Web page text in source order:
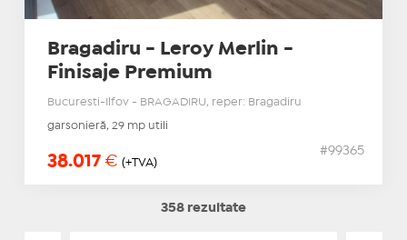
Bragadiru - Leroy Merlin -
Finisaje Premium
Bucuresti-Ilfov - BRAGADIRU, reper: Bragadiru
garsonieră, 29 mp utili
38.017 € (+TVA)
#99365
358 rezultate